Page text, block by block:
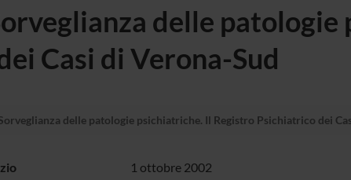
delle patologie
Casi di Verona-Sud
delle patologie psichiatriche. Il Registro Psichiatrico dei
1 ottobre 2002